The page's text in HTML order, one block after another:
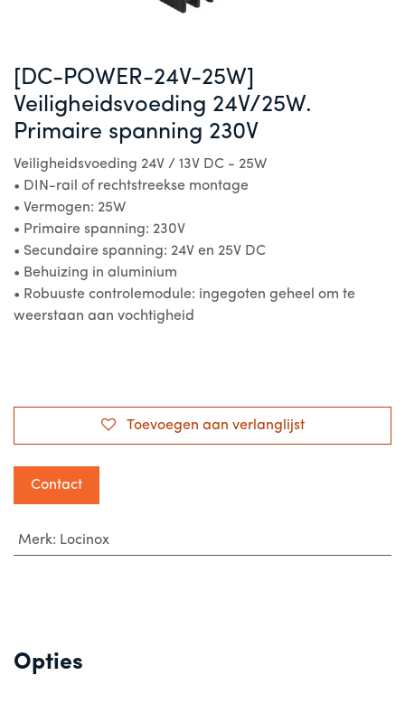
[DC-POWER-24V-25W]
Veiligheidsvoeding 24V/25W.
Primaire spanning 230V
Veiligheidsvoeding 24V / 13V DC - 25W
• DIN-rail of rechtstreekse montage
• Vermogen: 25W
• Primaire spanning: 230V
• Secundaire spanning: 24V en 25V DC
• Behuizing in aluminium
• Robuuste controlemodule: ingegoten geheel om te
weerstaan aan vochtigheid
Toevoegen aan verlanglijst
Contact
Merk: Locinox
Opties